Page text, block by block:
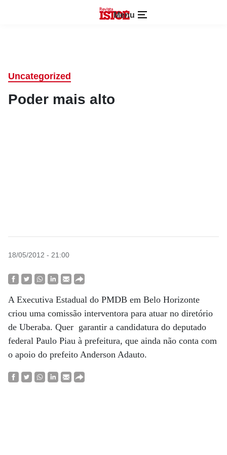
Menu
Uncategorized
Poder mais alto
18/05/2012 - 21:00
A Executiva Estadual do PMDB em Belo Horizonte
criou uma comissão interventora para atuar no diretório
de Uberaba. Quer garantir a candidatura do deputado
federal Paulo Piau à prefeitura, que ainda não conta com
o apoio do prefeito Anderson Adauto.